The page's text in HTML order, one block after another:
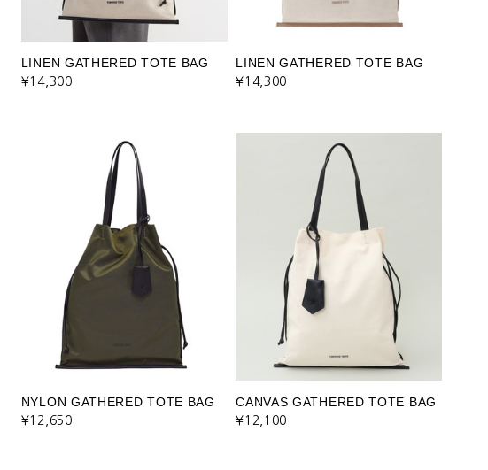
LINEN GATHERED TOTE BAG
¥14,300
LINEN GATHERED TOTE BAG
¥14,300
NYLON GATHERED TOTE BAG
¥12,650
CANVAS GATHERED TOTE BAG
¥12,100